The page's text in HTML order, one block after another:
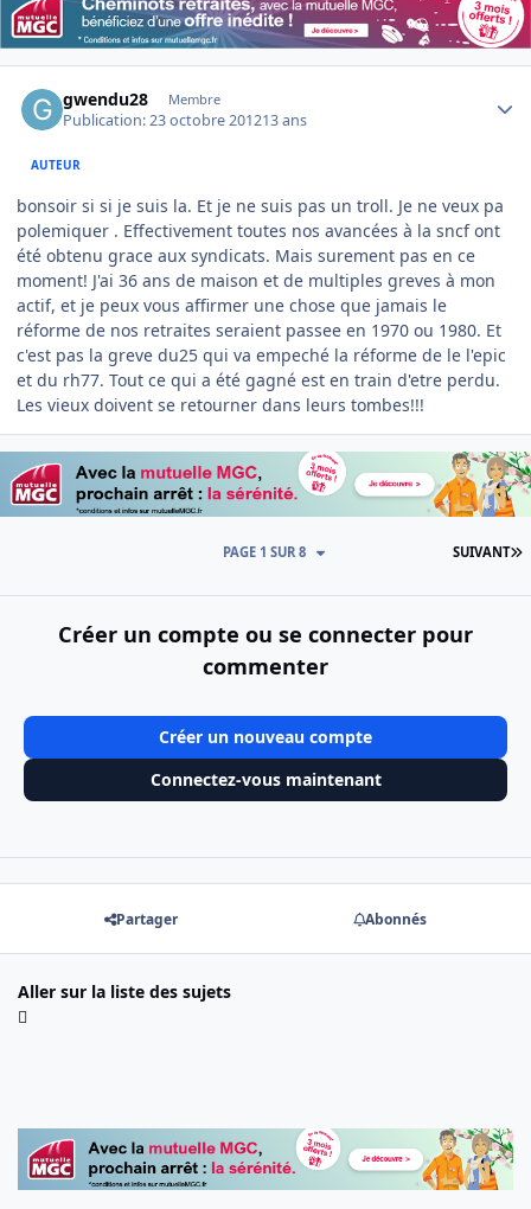
gwendu28 Membre
Publication:23 octobre 201213 ans
AUTEUR
bonsoir si si je suis la. Et je ne suis pas un troll. Je ne veux pa
polemiquer . Effectivement toutes nos avancées à la sncf ont
été obtenu grace aux syndicats. Mais surement pas en ce
moment! J'ai 36 ans de maison et de multiples greves à mon
actif, et je peux vous affirmer une chose que jamais le
réforme de nos retraites seraient passee en 1970 ou 1980. Et
c'est pas la greve du25 qui va empeché la réforme de le l'epic
et du rh77. Tout ce qui a été gagné est en train d'etre perdu.
Les vieux doivent se retourner dans leurs tombes!!!
SUIVANT
PAGE 1 SUR 8
Créer un compte ou se connecter pour
commenter
Créer un nouveau compte
Connectez-vous maintenant
Partager Abonnés
Aller sur la liste des sujets